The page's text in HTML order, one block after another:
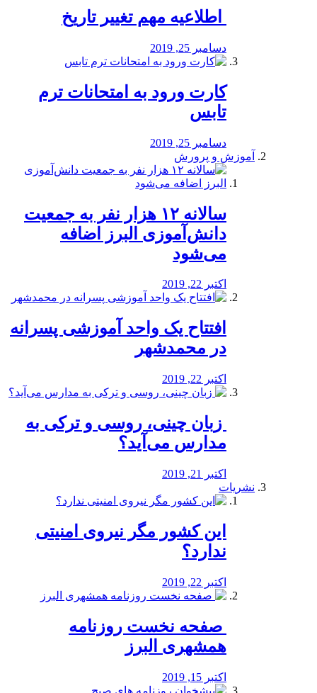
️ اطلاعیه مهم تغییر تاریخ
دسامبر 25, 2019
کارت ورود به امتحانات ترم
تابس
دسامبر 25, 2019
آموزش و پرورش
️سالانه ۱۲ هزار نفر به جمعیت
دانش‌آموزی البرز اضافه
می‌شود
اکتبر 22, 2019
افتتاح یک واحد آموزشی پسرانه
در محمدشهر
اکتبر 22, 2019
️ زبان چینی، روسی و ترکی به
مدارس می‌آید؟
اکتبر 21, 2019
نشریات
این کشور مگر نیروی امنیتی
ندارد؟
اکتبر 22, 2019
️ صفحه نخست روزنامه‌
همشهری البرز
اکتبر 15, 2019